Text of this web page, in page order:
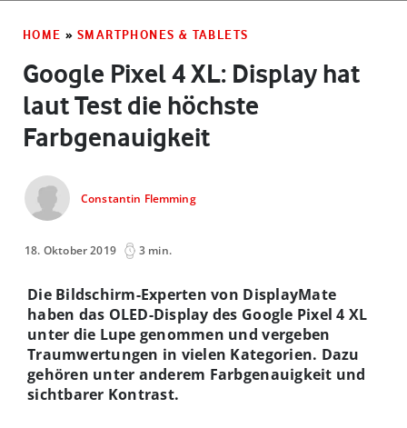
HOME » SMARTPHONES & TABLETS
Google Pixel 4 XL: Display hat
laut Test die höchste
Farbgenauigkeit
Constantin Flemming
18. Oktober 2019 3 min.
Die Bildschirm-Experten von DisplayMate
haben das OLED-Display des Google Pixel 4 XL
unter die Lupe genommen und vergeben
Traumwertungen in vielen Kategorien. Dazu
gehören unter anderem Farbgenauigkeit und
sichtbarer Kontrast.